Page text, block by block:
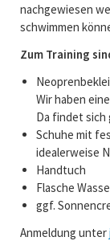
nachgewiesen
schwimmen
Zum Training
Wir haben
Da findet sich
Schuhe mit
idealerweise
Handtuch
Flasche
ggf.
Anmeldung unter